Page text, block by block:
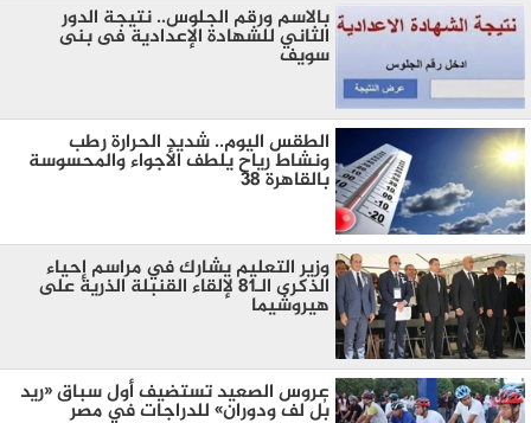
بالاسم ورقم الجلوس.. نتيجة الدور
الثاني للشهادة الإعدادية فى بنى
سويف
الطقس اليوم.. شديد الحرارة رطب
ونشاط رياح يلطف الأجواء والمحسوسة
بالقاهرة 38
وزير التعليم يشارك في مراسم إحياء
الذكرى الـ81 لإلقاء القنبلة الذرية على
هيروشيما
عروس الصعيد تستضيف أول سباق «ريد
بُل لف ودوران» للدراجات في مصر